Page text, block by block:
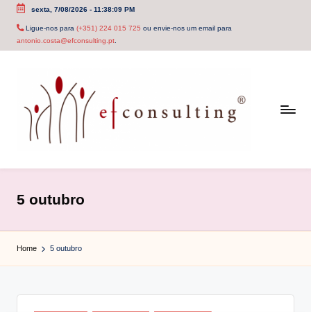
Skip
sexta, 7/08/2026- 11:38:09 PM
Ligue-nos para (+351) 224 015 725 ou envie-nos um email para
antonio.costa@efconsulting.pt.
c
o
n
u
5 outubro
Home 5 outubro